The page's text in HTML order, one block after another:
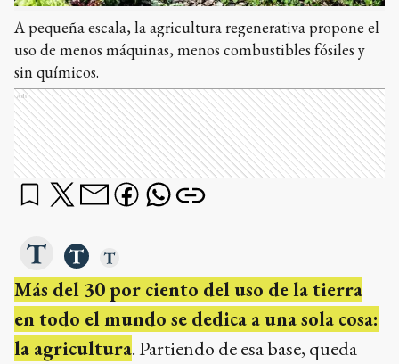
A pequeña escala, la agricultura regenerativa propone el
uso de menos máquinas, menos combustibles fósiles y
sin químicos.
Ads
Más del 30 por ciento del uso de la tierra
en todo el mundo se dedica a una sola cosa:
la agricultura. Partiendo de esa base, queda